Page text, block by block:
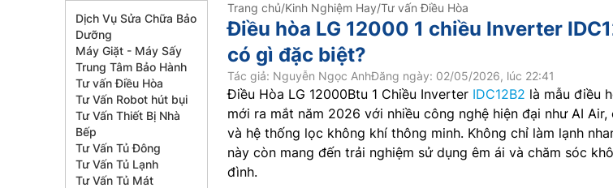
Dịch Vụ Sửa Chữa Bảo
Dưỡng
Máy Giặt - Máy Sấy
Trung Tâm Bảo Hành
Tư vấn Điều Hòa
Tư Vấn Robot hút bụi
Tư Vấn Thiết Bị Nhà
Bếp
Tư Vấn Tủ Đông
Tư Vấn Tủ Lạnh
Tư Vấn Tủ Mát
Trang chủ/Kinh Nghiệm Hay/Tư vấn Điều Hòa
Điều hòa LG 12000 1 chiều Inverter
có gì đặc biệt?
Tác giả: Nguyễn Ngọc AnhĐăng ngày: 02/05/2026, lúc 22:41
Điều Hòa LG 12000Btu 1 Chiều Inverter IDC12B2 là mẫu điều
mới ra mắt năm 2026 với nhiều công nghệ hiện đại như AI
và hệ thống lọc không khí thông minh. Không chỉ làm lạnh
này còn mang đến trải nghiệm sử dụng êm ái và chăm sóc
đình.